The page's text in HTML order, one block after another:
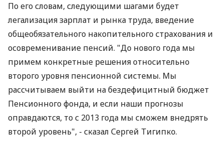
По его словам, следующими шагами будет
легализация зарплат и рынка труда, введение
общеобязательного накопительного страхования и
осовременивание пенсий. "До нового года мы
примем конкретные решения относительно
второго уровня пенсионной системы. Мы
рассчитываем выйти на бездефицитный бюджет
Пенсионного фонда, и если наши прогнозы
оправдаются, то с 2013 года мы сможем внедрять
второй уровень", - сказал Сергей Тигипко.